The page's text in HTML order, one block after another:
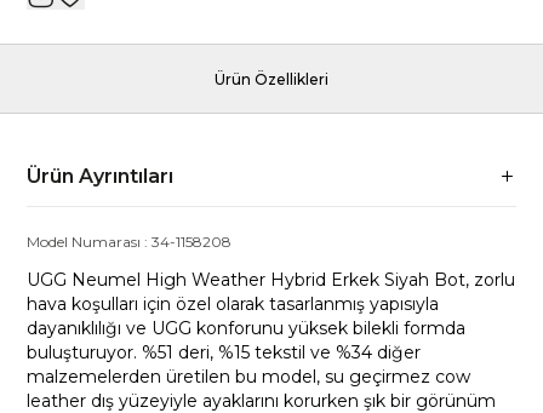
Ürün Özellikleri
Ürün Ayrıntıları
Model Numarası :34-1158208
UGG Neumel High Weather Hybrid Erkek Siyah Bot, zorlu
hava koşulları için özel olarak tasarlanmış yapısıyla
dayanıklılığı ve UGG konforunu yüksek bilekli formda
buluşturuyor. %51 deri, %15 tekstil ve %34 diğer
malzemelerden üretilen bu model, su geçirmez cow
leather dış yüzeyiyle ayaklarını korurken şık bir görünüm